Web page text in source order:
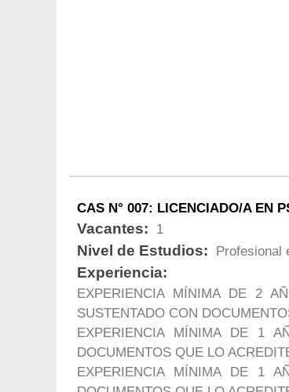
CAS N° 007: LICENCIADO/A EN
Vacantes: 1
Nivel de Estudios: Profesional
Experiencia:
EXPERIENCIA MÍNIMA DE 2
SUSTENTADO CON
EXPERIENCIA MÍNIMA DE 1
DOCUMENTOS QUE LO
EXPERIENCIA MÍNIMA DE 1